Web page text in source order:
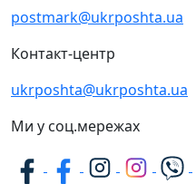
postmark@ukrposhta.ua
Контакт-центр
ukrposhta@ukrposhta.ua
Ми у соц.мережах